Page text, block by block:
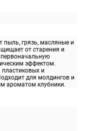
пыль, грязь, масляные и
от старения и
первоначальную
эффектом.
и
для молдингов и
ароматом клубники.